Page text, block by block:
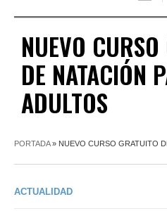
NUEVO
DE NATACIÓN
ADULTOS
PORTADA» NUEVO CURSO GRATUITO
ACTUALIDAD